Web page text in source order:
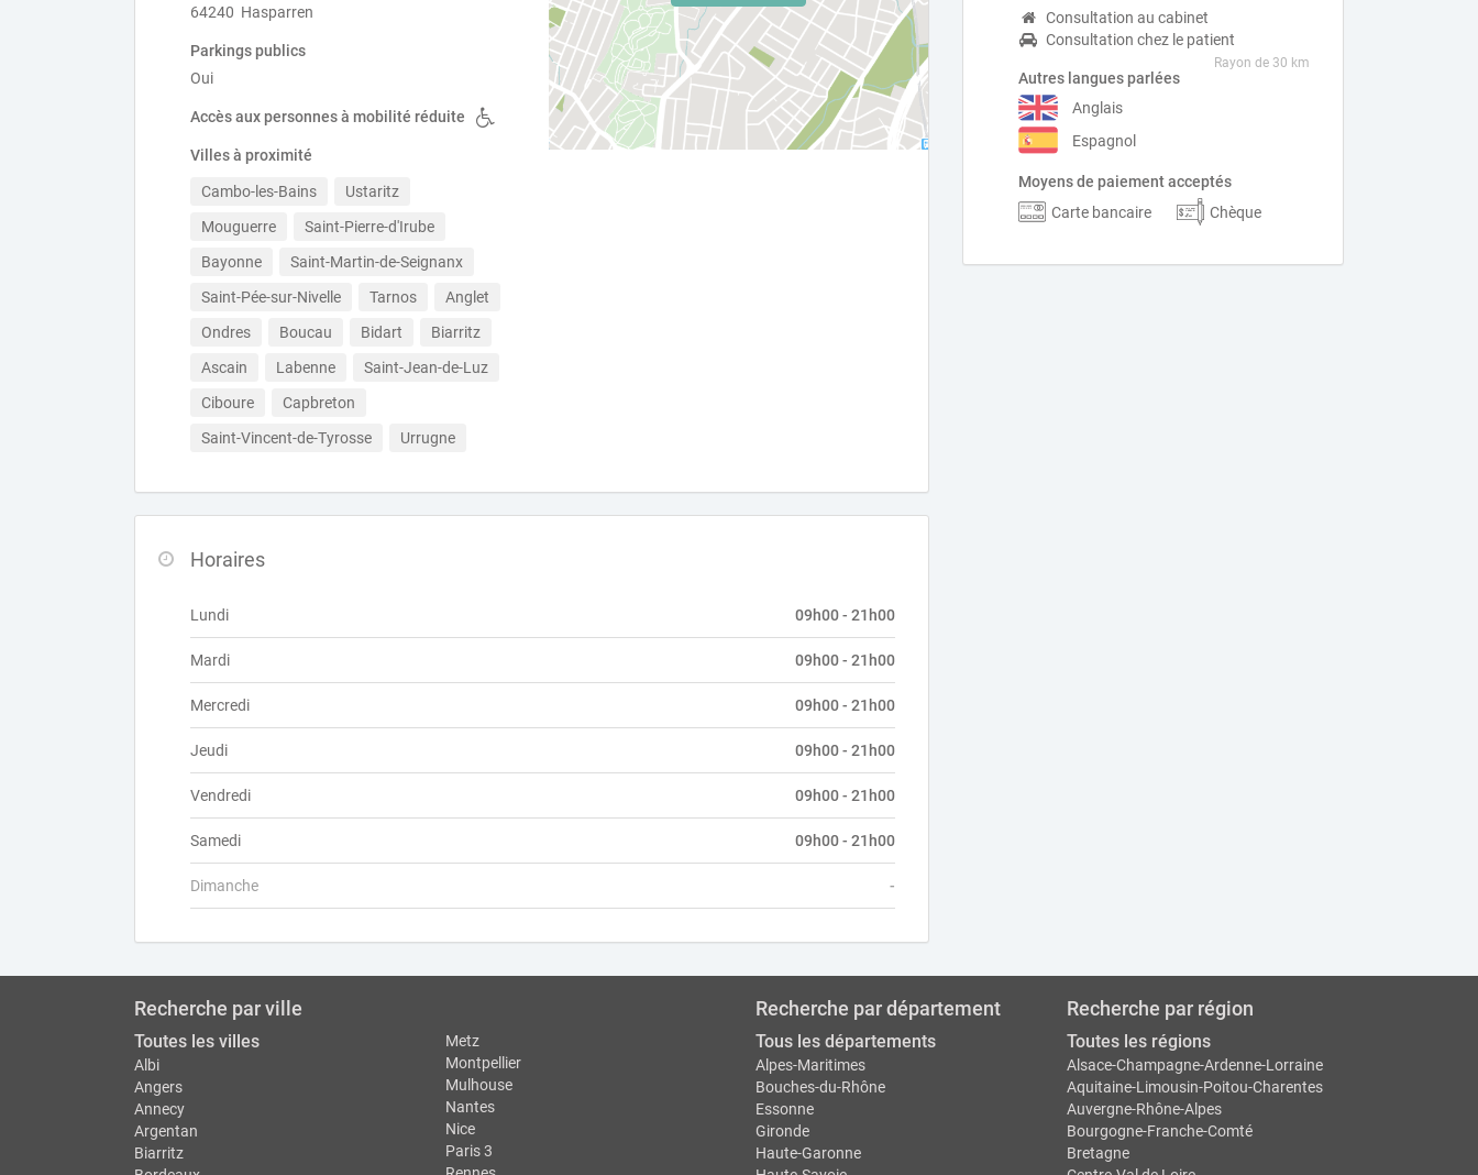
Consultation au cabinet
Consultation chez le patient
Rayon de 30 km
Autres langues parlées
Anglais
Espagnol
Moyens de paiement acceptés
Carte bancaire
Chèque
64240 Hasparren
Parkings publics
Oui
Accès aux personnes à mobilité réduite
Villes à proximité
Cambo-les-Bains
Ustaritz
Mouguerre
Saint-Pierre-d'Irube
Bayonne
Saint-Martin-de-Seignanx
Saint-Pée-sur-Nivelle
Tarnos
Anglet
Ondres
Boucau Bidart
Biarritz
Ascain
Labenne
Saint-Jean-de-Luz
Ciboure
Capbreton
Saint-Vincent-de-Tyrosse
Urrugne
Horaires
Lundi 09h00 - 21h00
Mardi 09h00 - 21h00
Mercredi 09h00 - 21h00
Jeudi 09h00 - 21h00
Vendredi 09h00 - 21h00
Samedi 09h00 - 21h00
Dimanche -
Recherche par ville
Toutes les villes
Albi
Angers
Annecy
Argentan
Biarritz
Metz
Montpellier
Mulhouse
Nantes
Nice
Paris 3
Recherche par département
Tous les départements
Alpes-Maritimes
Bouches-du-Rhône
Essonne
Gironde
Haute-Garonne
Recherche par région
Toutes les régions
Alsace-Champagne-Ardenne-Lorraine
Aquitaine-Limousin-Poitou-Charentes
Auvergne-Rhône-Alpes
Bourgogne-Franche-Comté
Bretagne